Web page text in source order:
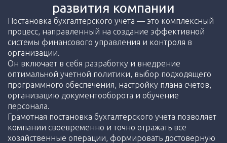
развития компании
Постановка бухгалтерского учета — это комплексный
процесс, направленный на создание эффективной
системы финансового управления и контроля в
организации.
Он включает в себя разработку и внедрение
оптимальной учетной политики, выбор подходящего
программного обеспечения, настройку плана счетов,
организацию документооборота и обучение
персонала.
Грамотная постановка бухгалтерского учета позволяет
компании своевременно и точно отражать все
хозяйственные операции, формировать достоверную